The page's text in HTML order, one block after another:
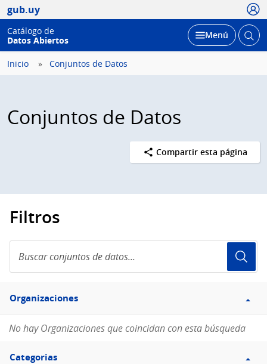
gub.uy
Catálogo de
Datos Abiertos
Desplegar
Menú Abrir
Inicio Conjuntos de Datos
Conjuntos de Datos
Compartir esta página
Filtros
conjuntos
de
Filtro
Organizaciones
Organizaciones
No hay Organizaciones que coincidan con esta búsqueda
Filtro
Categorias